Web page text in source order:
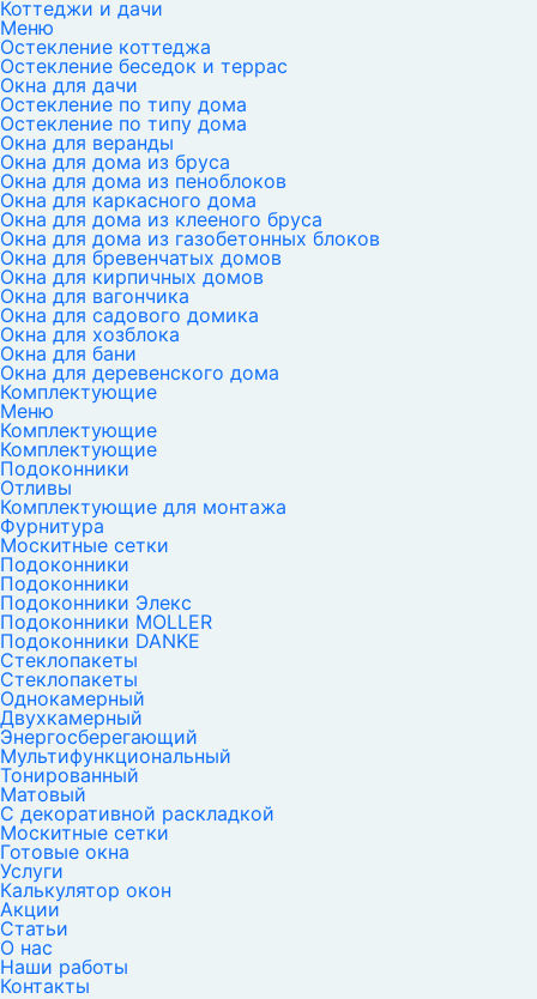
Коттеджи и дачи
Меню
Остекление коттеджа
Остекление беседок и террас
Окна для дачи
Остекление по типу дома
Остекление по типу дома
Окна для веранды
Окна для дома из бруса
Окна для дома из пеноблоков
Окна для каркасного дома
Окна для дома из клееного бруса
Окна для дома из газобетонных блоков
Окна для бревенчатых домов
Окна для кирпичных домов
Окна для вагончика
Окна для садового домика
Окна для хозблока
Окна для бани
Окна для деревенского дома
Комплектующие
Меню
Комплектующие
Комплектующие
Подоконники
Отливы
Комплектующие для монтажа
Фурнитура
Москитные сетки
Подоконники
Подоконники
Подоконники Элекс
Подоконники MOLLER
Подоконники DANKE
Стеклопакеты
Стеклопакеты
Однокамерный
Двухкамерный
Энергосберегающий
Мультифункциональный
Тонированный
Матовый
С декоративной раскладкой
Москитные сетки
Готовые окна
Услуги
Калькулятор окон
Акции
Статьи
О нас
Наши работы
Контакты